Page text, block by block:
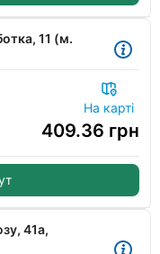
11 (м.
На карті
409.36 грн
41а,